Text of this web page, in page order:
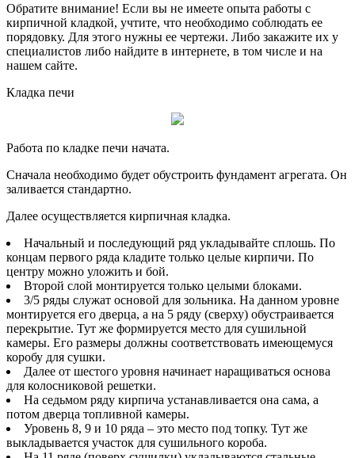
Обратите внимание! Если вы не имеете опыта работы с
кирпичной кладкой, учтите, что необходимо соблюдать ее
порядовку. Для этого нужны ее чертежи. Либо закажите их у
специалистов либо найдите в интернете, в том числе и на
нашем сайте.
Кладка печи
Работа по кладке печи начата.
Сначала необходимо будет обустроить фундамент агрегата. Он
заливается стандартно.
Далее осуществляется кирпичная кладка.
Начальный и последующий ряд укладывайте сплошь. По
концам первого ряда кладите только целые кирпичи. По
центру можно уложить и бой.
Второй слой монтируется только целыми блоками.
3/5 ряды служат основой для зольника. На данном уровне
монтируется его дверца, а на 5 ряду (сверху) обустраивается
перекрытие. Тут же формируется место для сушильной
камеры. Его размеры должны соответствовать имеющемуся
коробу для сушки.
Далее от шестого уровня начинает наращиваться основа
для колосниковой решетки.
На седьмом ряду кирпича устанавливается она сама, а
потом дверца топливной камеры.
Уровень 8, 9 и 10 ряда – это место под топку. Тут же
выкладывается участок для сушильного короба.